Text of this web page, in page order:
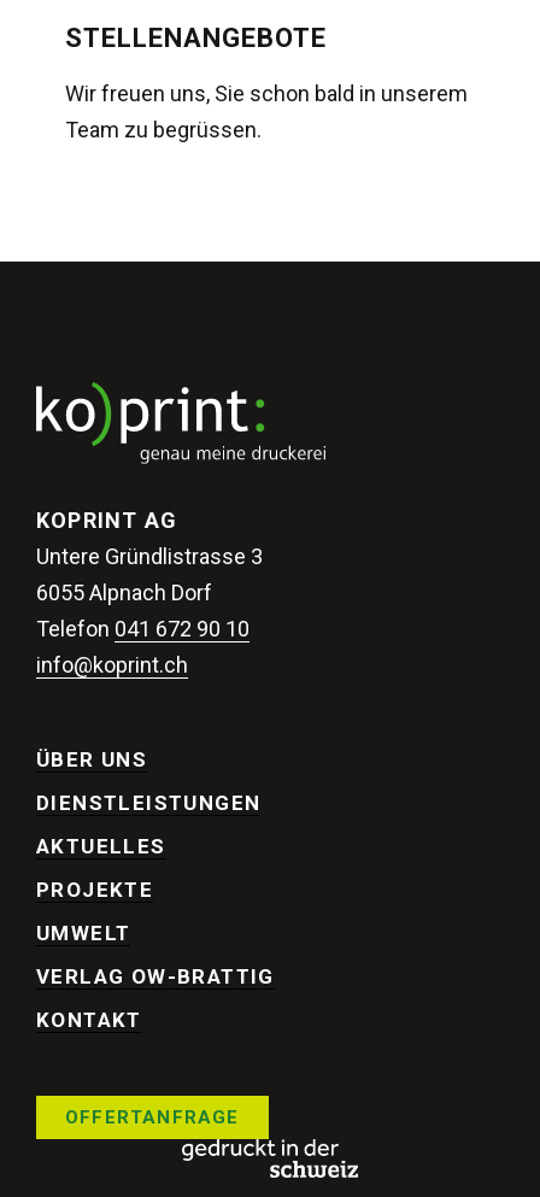
STELLEN­ANGEBOTE
Wir freuen uns, Sie schon bald in unserem
Team zu begrüssen.
KOPRINT AG
Untere Gründlistrasse 3
6055 Alpnach Dorf
Telefon 041 672 90 10
info@koprint.ch
ÜBER UNS
DIENSTLEISTUNGEN
AKTUELLES
PROJEKTE
UMWELT
VERLAG OW-BRATTIG
KONTAKT
OFFERTANFRAGE